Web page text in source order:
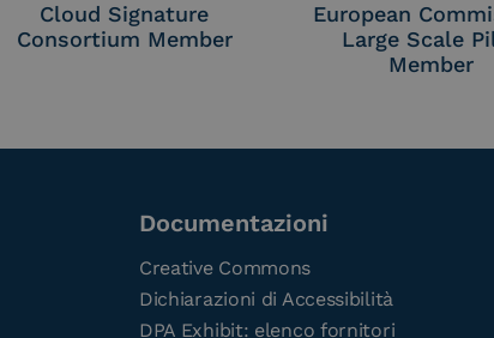
Cloud Signature
Consortium Member
European
Large Scale
Member
Documentazioni
Creative Commons
Dichiarazioni di Accessibilità
DPA Exhibit: elenco fornitori